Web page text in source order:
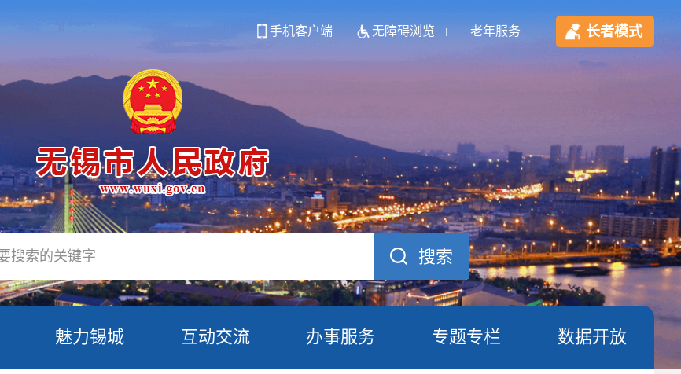
手机客户端 无障碍浏览 老年服务 长者模式
魅力锡城 互动交流 办事服务 专题专栏 数据开放